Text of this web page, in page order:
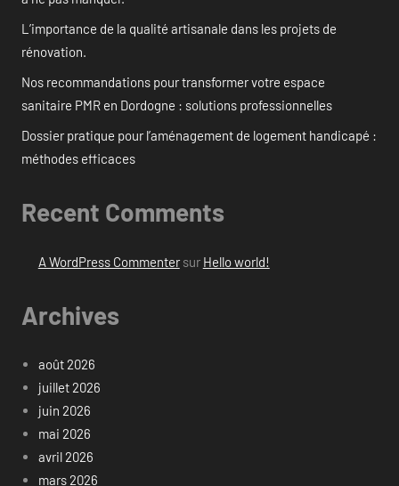
L’importance de la qualité artisanale dans les projets de
rénovation.
Nos recommandations pour transformer votre espace
sanitaire PMR en Dordogne : solutions professionnelles
Dossier pratique pour l’aménagement de logement handicapé :
méthodes efficaces
Recent Comments
A WordPress Commentersur Hello world!
Archives
août 2026
juillet 2026
juin 2026
mai 2026
avril 2026
mars 2026